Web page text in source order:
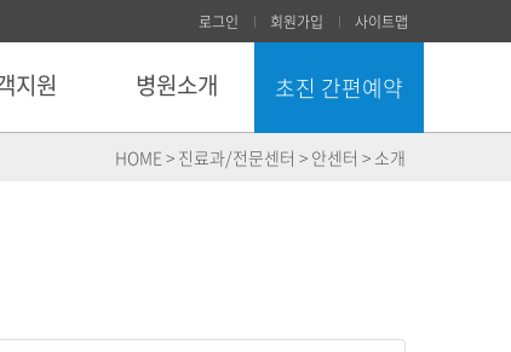
로그인 회원가입 사이트맵
지원 병원소개
닫기
초진 간편예약
HOME > 진료과/전문센터 > 안센터 > 소개